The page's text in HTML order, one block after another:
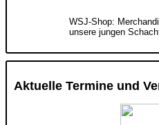
WSJ-Shop:
unsere jungen
Aktuelle Termine und